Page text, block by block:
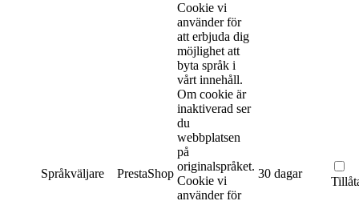
Språkväljare PrestaShop
Cookie vi
använder för
att erbjuda dig
möjlighet att
byta språk i
vårt innehåll.
Om cookie är
inaktiverad ser
du
webbplatsen
på
originalspråket.
Cookie vi
använder för
30 dagar